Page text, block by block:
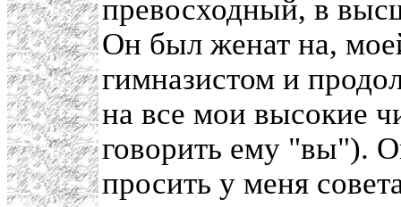
превосходный, в
Он был женат на,
гимназистом и
на все мои высокие
говорить ему "вы").
просить у меня